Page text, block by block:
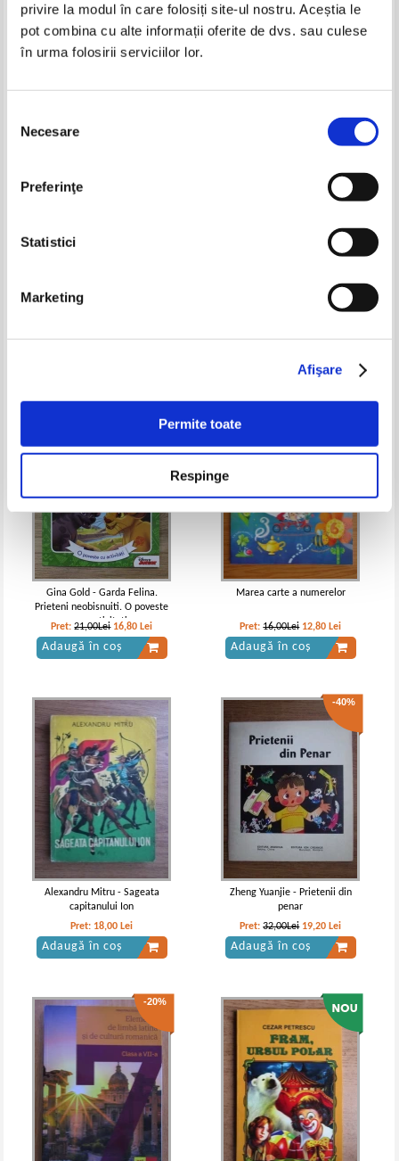
privire la modul în care folosiți site-ul nostru. Aceștia le
pot combina cu alte informații oferite de dvs. sau culese
în urma folosirii serviciilor lor.
consimțământului
Necesare
Preferinţe
Statistici
Marketing
Afişare
Permite toate
Respinge
oglinzilor strambe
Pret:15,00 Lei
Adaugă în coș
Pret:19,00Lei 12,35 Lei
Wendy Mass, Rebecca Stead -
Mark Twain - Aventurile lui
-20%
Gina Gold - Garda Felina.
Prieteni neobisnuiti. O poveste
cu activitati
Pret:21,00Lei 16,80 Lei
Adaugă în coș
-20%
Marea carte a numerelor
Pret:16,00Lei 12,80 Lei
Adaugă în coș
Alexandru Mitru - Sageata
capitanului Ion
Pret: 18,00 Lei
Adaugă în coș
-40%
Zheng Yuanjie - Prietenii din
penar
Pret:32,00Lei 19,20 Lei
Adaugă în coș
-20%